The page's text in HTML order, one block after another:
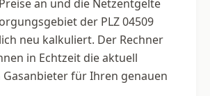
an und die Netzentgelte
der PLZ 04509
neu kalkuliert. Der Rechner
in Echtzeit die aktuell
für Ihren genauen